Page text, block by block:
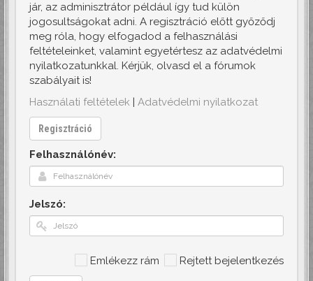
jár, az adminisztrátor például így tud külön
jogosultságokat adni. A regisztráció előtt győződj
meg róla, hogy elfogadod a felhasználási
feltételeinket, valamint egyetértesz az adatvédelmi
nyilatkozatunkkal. Kérjük, olvasd el a fórumok
szabályait is!
Használati feltételek | Adatvédelmi nyilatkozat
Regisztráció
Felhasználónév:
Jelszó:
Emlékezz rám Rejtett bejelentkezés